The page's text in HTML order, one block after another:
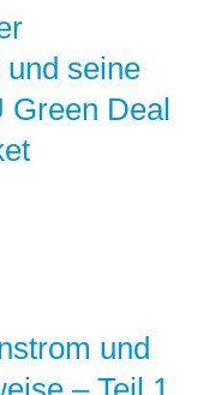
seine
Green Deal
und